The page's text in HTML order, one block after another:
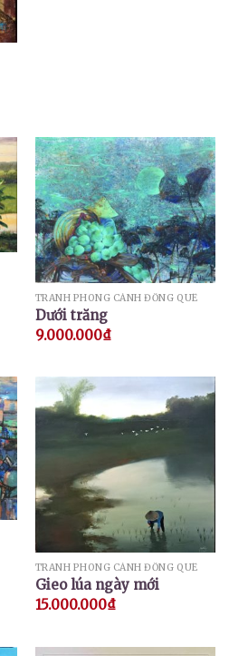
TRANH PHONG CẢNH ĐỒNG QUÊ
Dưới trăng
9.000.000₫
TRANH PHONG CẢNH ĐỒNG QUÊ
Gieo lúa ngày mới
15.000.000₫